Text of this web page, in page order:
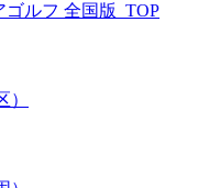
ルフ 全国版_TOP
）